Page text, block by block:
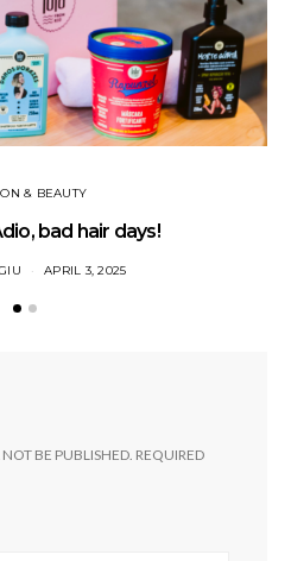
& BEAUTY
bad hair days!
APRIL 3, 2025
BE PUBLISHED. REQUIRED